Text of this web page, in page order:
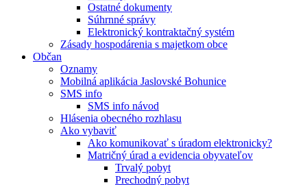
Ostatné dokumenty
Súhrnné správy
Elektronický kontraktačný systém
Zásady hospodárenia s majetkom obce
Občan
Oznamy
Mobilná aplikácia Jaslovské Bohunice
SMS info
SMS info návod
Hlásenia obecného rozhlasu
Ako vybaviť
Ako komunikovať s úradom elektronicky?
Matričný úrad a evidencia obyvateľov
Trvalý pobyt
Prechodný pobyt